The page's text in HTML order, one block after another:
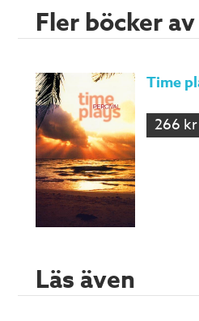
Fler böcker
Time
266 kr
Läs även